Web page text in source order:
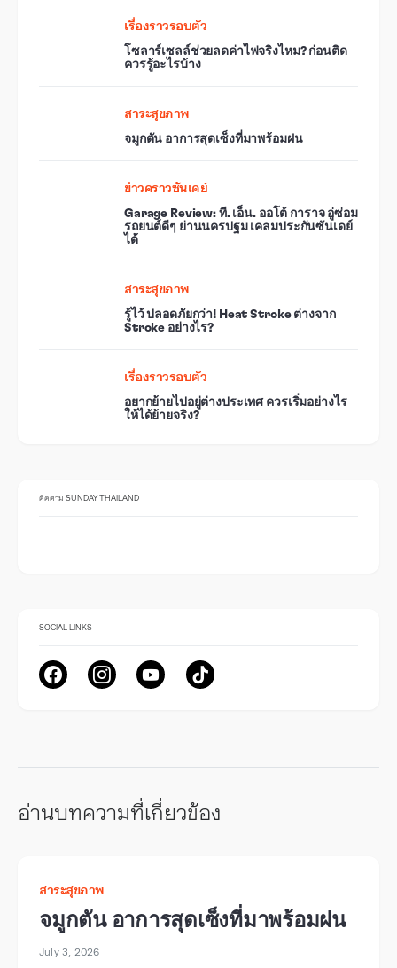
เรื่องราวรอบตัว
โซลาร์เซลล์ช่วยลดค่าไฟจริงไหม? ก่อนติด
ควรรู้อะไรบ้าง
สาระสุขภาพ
จมูกตัน อาการสุดเซ็งที่มาพร้อมฝน
ข่าวคราวซันเดย์
Garage Review: ที. เอ็น. ออโต้ การาจ อู่ซ่อม
รถยนต์ดีๆ ย่านนครปฐม เคลมประกันซันเดย์
ได้
สาระสุขภาพ
รู้ไว้ ปลอดภัยกว่า! Heat Stroke ต่างจาก
Stroke อย่างไร?
เรื่องราวรอบตัว
อยากย้ายไปอยู่ต่างประเทศ ควรเริ่มอย่างไร
ให้ได้ย้ายจริง?
ติดตาม SUNDAY THAILAND
SOCIAL LINKS
อ่านบทความที่เกี่ยวข้อง
สาระสุขภาพ
จมูกตัน อาการสุดเซ็งที่มาพร้อมฝน
July 3, 2026